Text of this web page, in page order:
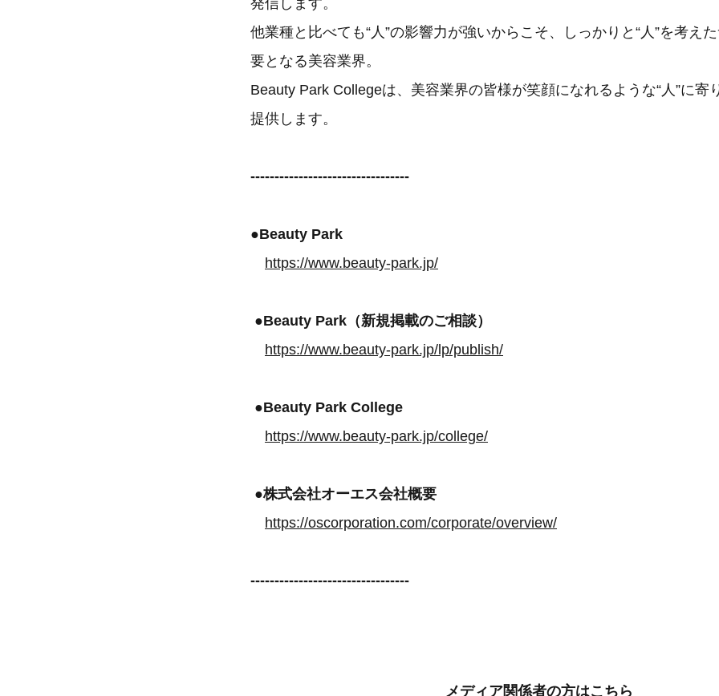
発信します。
他業種と比べても“人”の影響力が強いからこそ、しっかりと“人”を考え
要となる美容業界。
Beauty Park Collegeは、美容業界の皆様が笑顔になれるような“人”に寄
提供します。
---------------------------------
●Beauty Park
https://www.beauty-park.jp/
●Beauty Park（新規掲載のご相談）
https://www.beauty-park.jp/lp/publish/
●Beauty Park College
https://www.beauty-park.jp/college/
●株式会社オーエス会社概要
https://oscorporation.com/corporate/overview/
---------------------------------
メディア関係者の方はこちら